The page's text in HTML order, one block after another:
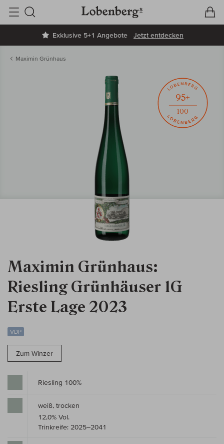
Exklusive 5+1 Angebote Jetzt entdecken
Suche
Maximin Grünhaus
Maximin Grünhaus:
Riesling Grünhäuser 1G
Erste Lage 2023
VDP
Zum Winzer
95+
100
Riesling 100%
weiß, trocken
12,0% Vol.
Trinkreife: 2025–2041